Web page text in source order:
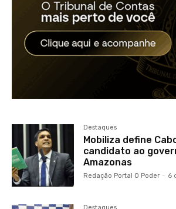
Destaques
Mobiliza define
candidato ao
Amazonas
Redação Portal O Poder - 6